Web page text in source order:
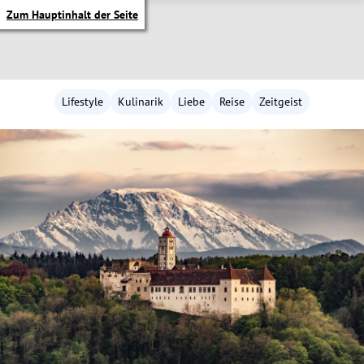
Zum Hauptinhalt der Seite
Untermenü
Lifestyle Kulinarik Liebe Reise Zeitgeist